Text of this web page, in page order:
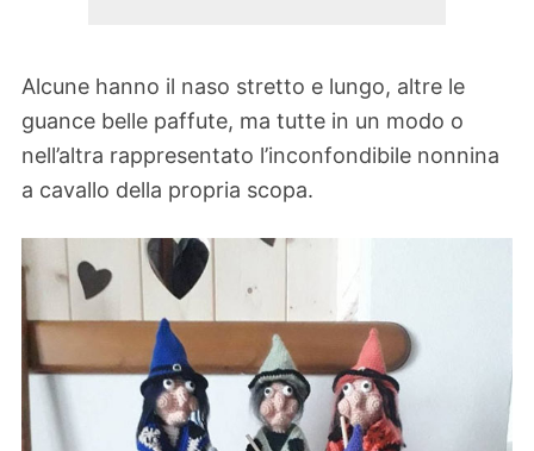
Alcune hanno il naso stretto e lungo, altre le
guance belle paffute, ma tutte in un modo o
nell’altra rappresentato l’inconfondibile nonnina
a cavallo della propria scopa.